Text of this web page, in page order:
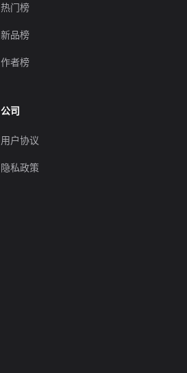
热门榜
新品榜
作者榜
公司
用户协议
隐私政策